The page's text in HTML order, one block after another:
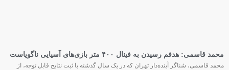
محمد قاسمی: هدفم رسیدن به فینال ۴۰۰ متر بازی‌های آسیایی ناگویاست
محمد قاسمی، شناگر آینده‌دار تهران که در یک سال گذشته با ثبت نتایج قابل توجه، از